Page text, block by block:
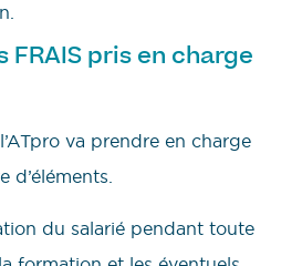
FRAIS pris en charge
va prendre en charge
d’éléments.
du salarié pendant toute